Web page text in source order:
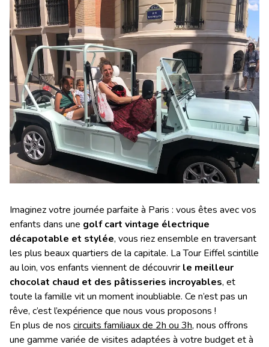
Imaginez votre journée parfaite à Paris : vous êtes avec vos
enfants dans une golf cart vintage électrique
décapotable et stylée, vous riez ensemble en traversant
les plus beaux quartiers de la capitale. La Tour Eiffel scintille
au loin, vos enfants viennent de découvrir le meilleur
chocolat chaud et des pâtisseries incroyables, et
toute la famille vit un moment inoubliable. Ce n’est pas un
rêve, c’est l’expérience que nous vous proposons !
En plus de nos circuits familiaux de 2h ou 3h, nous offrons
une gamme variée de visites adaptées à votre budget et à